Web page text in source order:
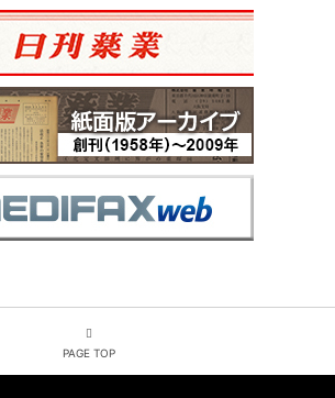
PAGE TOP